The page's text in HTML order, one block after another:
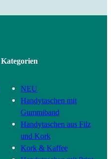
Kategorien
NEU
Handytaschen mit
Gummiband
Handytaschen aus Filz
und Kork
Kork & Kaffee